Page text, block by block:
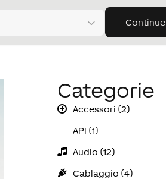
Continue
Categorie
Accessori (2)
API (1)
Audio (12)
Cablaggio (4)